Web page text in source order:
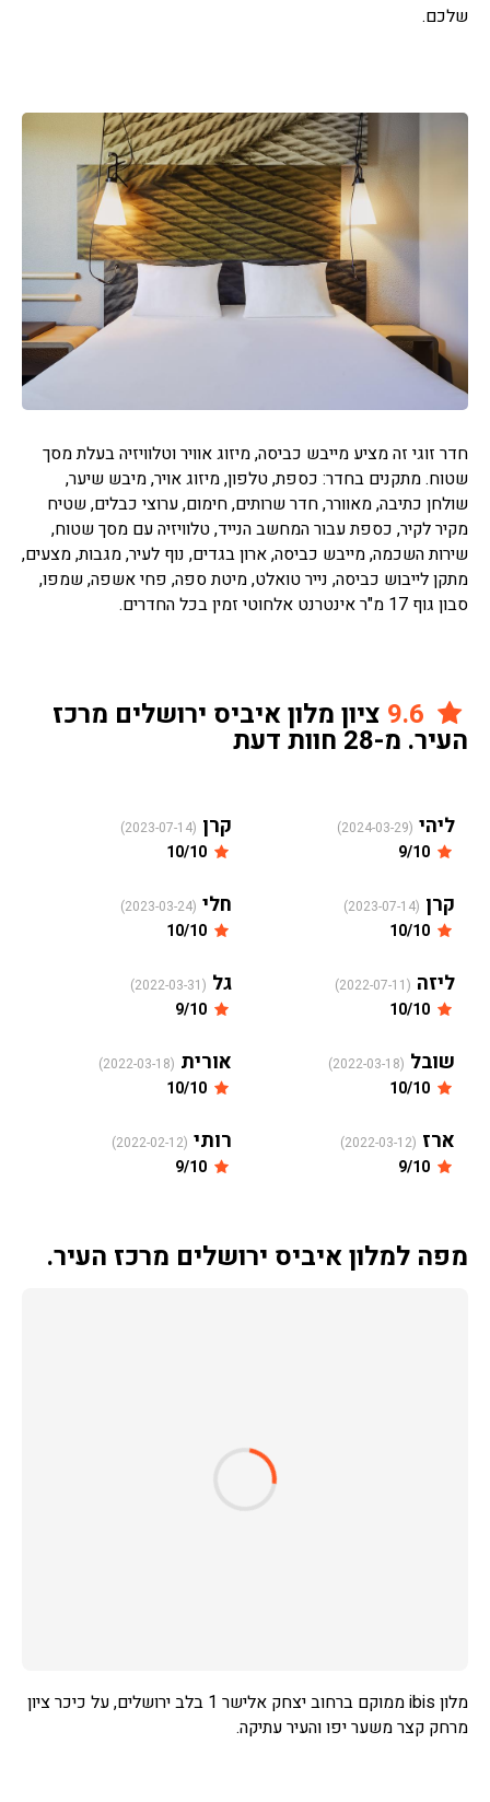
שלכם.
חדר זוגי זה מציע מייבש כביסה, מיזוג אוויר וטלוויזיה בעלת מסך
שטוח. מתקנים בחדר: כספת, טלפון, מיזוג אויר, מיבש שיער,
שולחן כתיבה, מאוורר, חדר שרותים, חימום, ערוצי כבלים, שטיח
מקיר לקיר, כספת עבור המחשב הנייד, טלוויזיה עם מסך שטוח,
שירות השכמה, מייבש כביסה, ארון בגדים, נוף לעיר, מגבות, מצעים,
מתקן לייבוש כביסה, נייר טואלט, מיטת ספה, פחי אשפה, שמפו,
סבון גוף 17 מ"ר אינטרנט אלחוטי זמין בכל החדרים.
ציון מלון איביס ירושלים מרכז
העיר. מ-28 חוות דעת
ליהי (2024-03-29) קרן (2023-07-14)
קרן (2023-07-14) חלי (2023-03-24)
ליזה (2022-07-11) גל (2022-03-31)
שובל (2022-03-18) אורית (2022-03-18)
ארז (2022-03-12) רותי (2022-02-12)
מפה למלון איביס ירושלים מרכז העיר.
מלון ibis ממוקם ברחוב יצחק אלישר 1 בלב ירושלים, על כיכר ציון
מרחק קצר משער יפו והעיר עתיקה.